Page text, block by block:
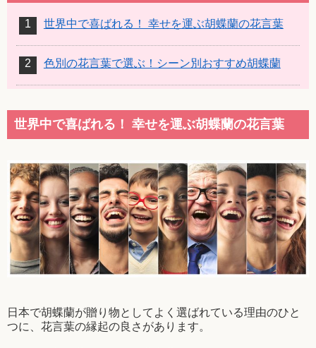
世界中で喜ばれる！ 幸せを運ぶ胡蝶蘭の花言葉
色別の花言葉で選ぶ！シーン別おすすめ胡蝶蘭
世界中で喜ばれる！ 幸せを運ぶ胡蝶蘭の花言葉
日本で胡蝶蘭が贈り物としてよく選ばれている理由のひと
つに、花言葉の縁起の良さがあります。